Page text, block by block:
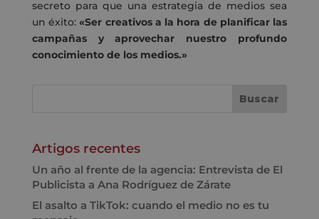
secreto para que una estrategia de medios sea
un éxito:«Ser creativos a la hora de planificar las
campañas y aprovechar nuestro profundo
conocimiento de los medios.»
Artigos recentes
Un año al frente de la agencia: Entrevista de El
Publicista a Ana Rodríguez de Zárate
El asalto a TikTok: cuando el medio no es tu